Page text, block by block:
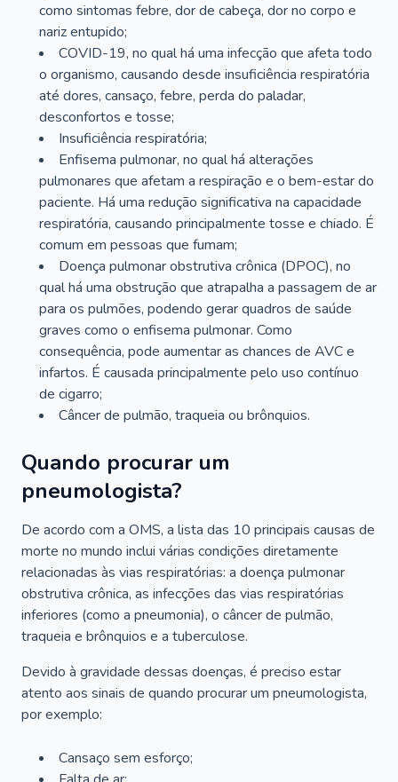
como sintomas febre, dor de cabeça, dor no corpo e
nariz entupido;
COVID-19, no qual há uma infecção que afeta todo
o organismo, causando desde insuficiência respiratória
até dores, cansaço, febre, perda do paladar,
desconfortos e tosse;
Insuficiência respiratória;
Enfisema pulmonar, no qual há alterações
pulmonares que afetam a respiração e o bem-estar do
paciente. Há uma redução significativa na capacidade
respiratória, causando principalmente tosse e chiado. É
comum em pessoas que fumam;
Doença pulmonar obstrutiva crônica (DPOC), no
qual há uma obstrução que atrapalha a passagem de ar
para os pulmões, podendo gerar quadros de saúde
graves como o enfisema pulmonar. Como
consequência, pode aumentar as chances de AVC e
infartos. É causada principalmente pelo uso contínuo
de cigarro;
Câncer de pulmão, traqueia ou brônquios.
Quando procurar um
pneumologista?
De acordo com a OMS, a lista das 10 principais causas de
morte no mundo inclui várias condições diretamente
relacionadas às vias respiratórias: a doença pulmonar
obstrutiva crônica, as infecções das vias respiratórias
inferiores (como a pneumonia), o câncer de pulmão,
traqueia e brônquios e a tuberculose.
Devido à gravidade dessas doenças, é preciso estar
atento aos sinais de quando procurar um pneumologista,
por exemplo:
Cansaço sem esforço;